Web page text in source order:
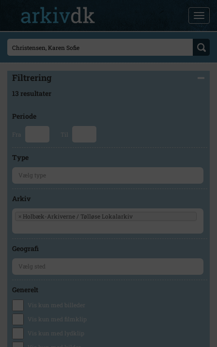
Filtrering
13 resultater
Periode
Fra Til
Type
Arkiv
× Holbæk-Arkiverne / Tølløse Lokalarkiv
Geografi
Generelt
Vis kun med billeder
Vis kun med filmklip
Vis kun med lydklip